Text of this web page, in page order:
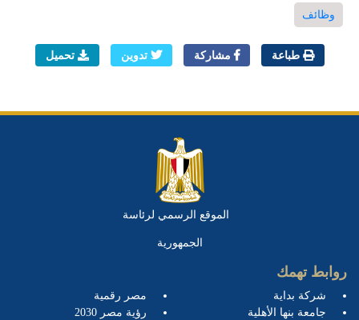
وظائف
طباعة مشاركة تدوين تحميل
الموقع الرسمي لرئاسة
الجمهورية
روابط تهمك
شركة بداية
جامعة بنها الأهلية
مصر رقمية
رؤية مصر 2030